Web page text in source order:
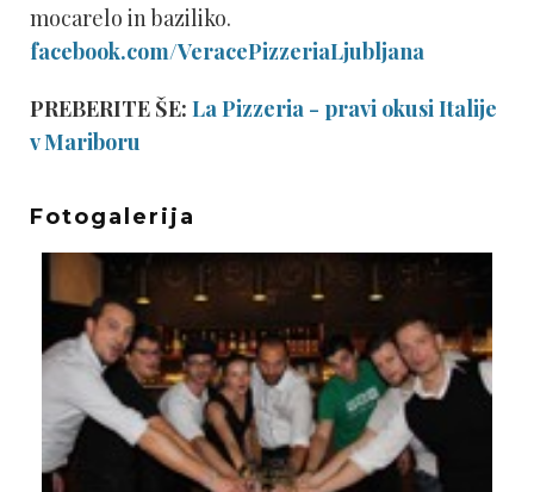
mocarelo in baziliko.
facebook.com/VeracePizzeriaLjubljana
PREBERITE ŠE: La Pizzeria - pravi okusi Italije
v Mariboru
Fotogalerija